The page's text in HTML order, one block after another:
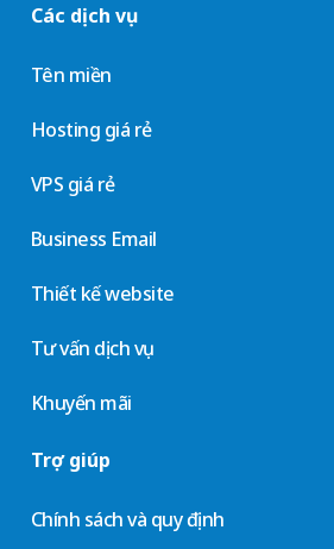
Các dịch vụ
Tên miền
Hosting giá rẻ
VPS giá rẻ
Business Email
Thiết kế website
Tư vấn dịch vụ
Khuyến mãi
Trợ giúp
Chính sách và quy định